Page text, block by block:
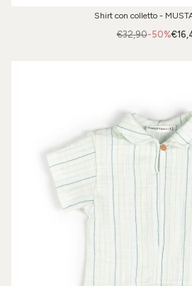
Shirt con colletto -
-50%
€32,90